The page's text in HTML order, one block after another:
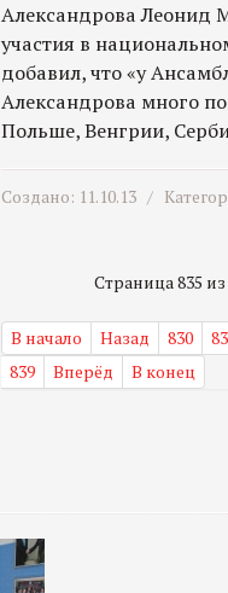
Александрова Леонид
участия в
добавил, что «у
Александрова много
Польше, Венгрии,
Создано: 11.10.13 /
Страница 835 из
В начало Назад 830
839
Вперёд В конец